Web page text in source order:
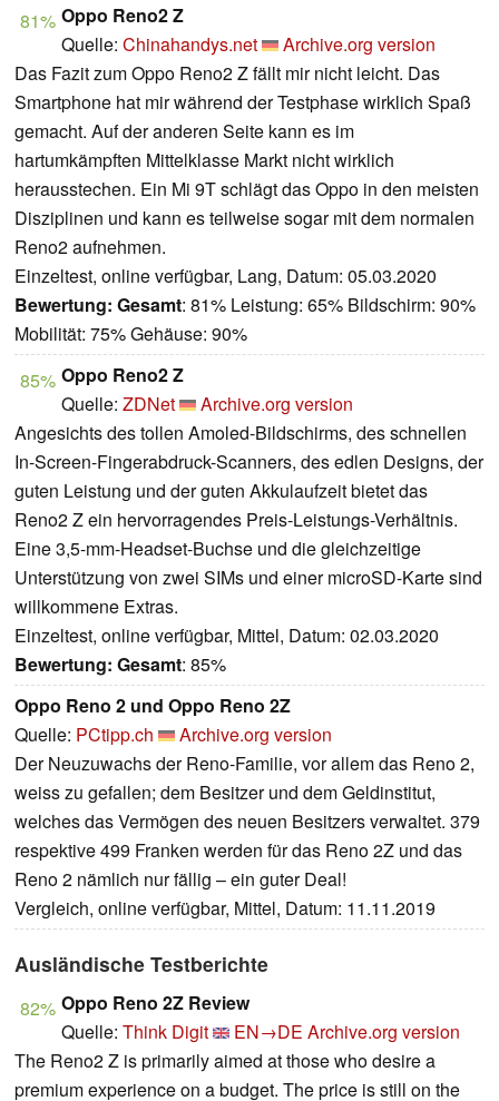
81% Oppo Reno2 Z
Quelle: Chinahandys.net
Archive.org version
Das Fazit zum Oppo Reno2 Z fällt mir nicht leicht. Das
Smartphone hat mir während der Testphase wirklich Spaß
gemacht. Auf der anderen Seite kann es im
hartumkämpften Mittelklasse Markt nicht wirklich
herausstechen. Ein Mi 9T schlägt das Oppo in den meisten
Disziplinen und kann es teilweise sogar mit dem normalen
Reno2 aufnehmen.
Einzeltest, online verfügbar, Lang, Datum: 05.03.2020
Bewertung: Gesamt: 81% Leistung: 65% Bildschirm: 90%
Mobilität: 75% Gehäuse: 90%
85% Oppo Reno2 Z
Quelle: ZDNet
Archive.org version
Angesichts des tollen Amoled-Bildschirms, des schnellen
In-Screen-Fingerabdruck-Scanners, des edlen Designs, der
guten Leistung und der guten Akkulaufzeit bietet das
Reno2 Z ein hervorragendes Preis-Leistungs-Verhältnis.
Eine 3,5-mm-Headset-Buchse und die gleichzeitige
Unterstützung von zwei SIMs und einer microSD-Karte sind
willkommene Extras.
Einzeltest, online verfügbar, Mittel, Datum: 02.03.2020
Bewertung: Gesamt: 85%
Oppo Reno 2 und Oppo Reno 2Z
Quelle: PCtipp.ch
Archive.org version
Der Neuzuwachs der Reno-Familie, vor allem das Reno 2,
weiss zu gefallen; dem Besitzer und dem Geldinstitut,
welches das Vermögen des neuen Besitzers verwaltet. 379
respektive 499 Franken werden für das Reno 2Z und das
Reno 2 nämlich nur fällig – ein guter Deal!
Vergleich, online verfügbar, Mittel, Datum: 11.11.2019
Ausländische Testberichte
82% Oppo Reno 2Z Review
Quelle: Think Digit EN→DE Archive.org version
The Reno2 Z is primarily aimed at those who desire a
premium experience on a budget. The price is still on the